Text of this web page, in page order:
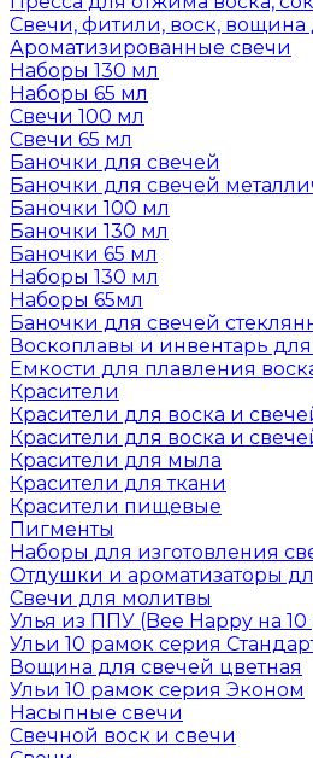
Свечи, фитили, воск, вощина
Ароматизированные свечи
Наборы 130 мл
Наборы 65 мл
Свечи 100 мл
Свечи 65 мл
Баночки для свечей
Баночки для свечей
Баночки 100 мл
Баночки 130 мл
Баночки 65 мл
Наборы 130 мл
Наборы 65мл
Баночки для свечей
Воскоплавы и инвентарь
Емкости для плавления
Красители
Красители для воска и
Красители для воска и
Красители для мыла
Красители для ткани
Красители пищевые
Пигменты
Наборы для изготовления
Отдушки и ароматизаторы
Свечи для молитвы
Улья из ППУ (Bee Happy на 10
Ульи 10 рамок серия
Вощина для свечей цветная
Ульи 10 рамок серия Эконом
Насыпные свечи
Свечной воск и свечи